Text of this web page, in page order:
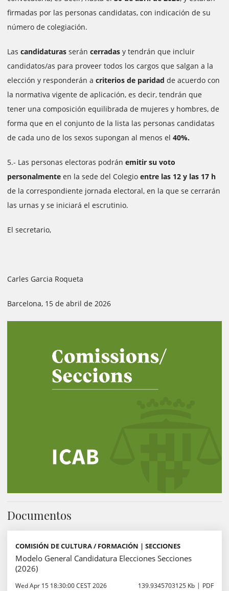
firmadas por las personas candidatas, con indicación de su
número de colegiación.
Las candidaturas serán cerradas y tendrán que incluir
candidatos/as para proveer todos los cargos que salgan a la
elección y responderán a criterios de paridad de acuerdo con
la normativa vigente de aplicación, es decir, tendrán que
tener una composición equilibrada de mujeres y hombres, de
forma que en el conjunto de la lista las personas candidatas
de cada uno de los sexos supongan al menos el 40%.
5.- Las personas electoras podrán emitir su voto
personalmente en la sede del Colegio entre las 12 y las 17 h
de la correspondiente jornada electoral, en la que se cerrarán
las urnas y se iniciará el escrutinio.
El secretario,
Carles Garcia Roqueta
Barcelona, ​​15 de abril de 2026
Documentos
COMISIÓN DE CULTURA / FORMACIÓN | SECCIONES
Modelo General Candidatura Elecciones Secciones
(2026)
Wed Apr 15 18:30:00 CEST 2026 139.9345703125 Kb PDF